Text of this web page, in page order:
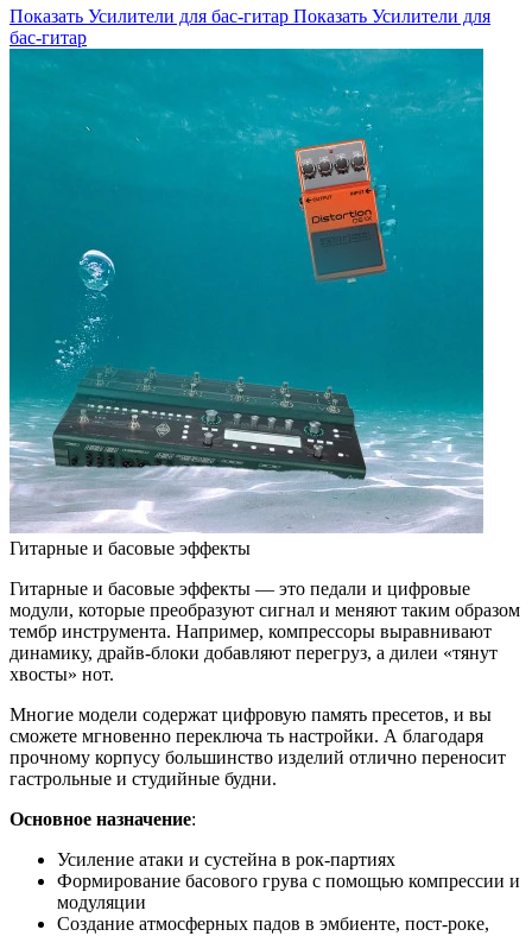
Показать Усилители для бас-гитар Показать Усилители для
бас-гитар
Гитарные и басовые эффекты
Гитарные и басовые эффекты — это педали и цифровые
модули, которые преобразуют сигнал и меняют таким образом
тембр инструмента. Например, компрессоры выравнивают
динамику, драйв-блоки добавляют перегруз, а дилеи «тянут
хвосты» нот.
Многие модели содержат цифровую память пресетов, и вы
сможете мгновенно переключа ть настройки. А благодаря
прочному корпусу большинство изделий отлично переносит
гастрольные и студийные будни.
Основное назначение:
Усиление атаки и сустейна в рок-партиях
Формирование басового грува с помощью компрессии и
модуляции
Создание атмосферных падов в эмбиенте, пост-роке,